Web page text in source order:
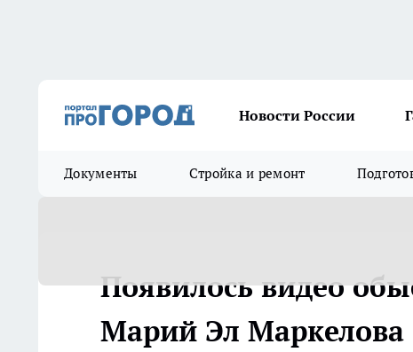
Новости России
Документы Стройка и ремонт
Появилось видео
Марий Эл Маркелова